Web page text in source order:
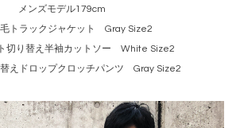
メンズモデル179cm
トラックジャケット Gray Size2
切り替え半袖カットソー White Size2
えドロップクロッチパンツ Gray Size2